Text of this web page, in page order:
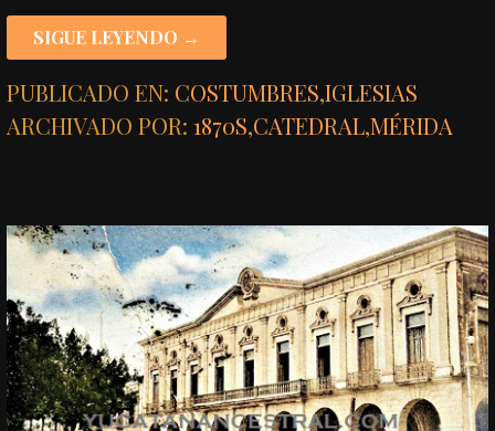
SIGUE LEYENDO →
PUBLICADO EN: COSTUMBRES,IGLESIAS
ARCHIVADO POR:1870S,CATEDRAL,MÉRIDA